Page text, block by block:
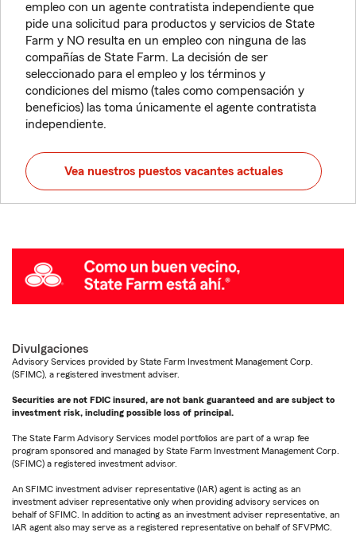
empleo con un agente contratista independiente que
pide una solicitud para productos y servicios de State
Farm y NO resulta en un empleo con ninguna de las
compañías de State Farm. La decisión de ser
seleccionado para el empleo y los términos y
condiciones del mismo (tales como compensación y
beneficios) las toma únicamente el agente contratista
independiente.
Vea nuestros puestos vacantes actuales
Divulgaciones
Advisory Services provided by State Farm Investment Management Corp.
(SFIMC), a registered investment adviser.
Securities are not FDIC insured, are not bank guaranteed and are subject to
investment risk, including possible loss of principal.
The State Farm Advisory Services model portfolios are part of a wrap fee
program sponsored and managed by State Farm Investment Management Corp.
(SFIMC) a registered investment advisor.
An SFIMC investment adviser representative (IAR) agent is acting as an
investment adviser representative only when providing advisory services on
behalf of SFIMC. In addition to acting as an investment adviser representative, an
IAR agent also may serve as a registered representative on behalf of SFVPMC.